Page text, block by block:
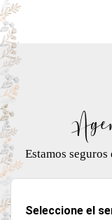
Estamos
Seleccione el